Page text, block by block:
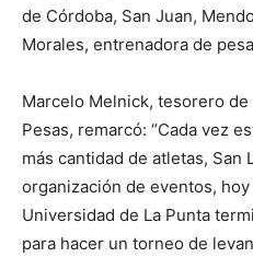
de Córdoba, San Juan,
Morales, entrenadora de
Marcelo Melnick, tesorero
Pesas, remarcó: “Cada vez
más cantidad de atletas, San
organización de eventos,
Universidad de La Punta
para hacer un torneo de